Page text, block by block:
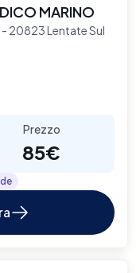
MARINO
- 20823 Lentate Sul
Prezzo
85€